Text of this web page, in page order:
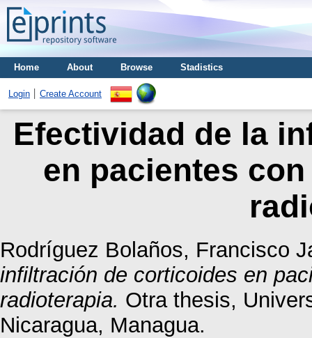
Home About Browse Stadistics
Login Create Account
Efectividad de la
en pacientes
Rodríguez Bolaños, Francisco
infiltración de corticoides en
radioterapia. Otra thesis,
Nicaragua, Managua.